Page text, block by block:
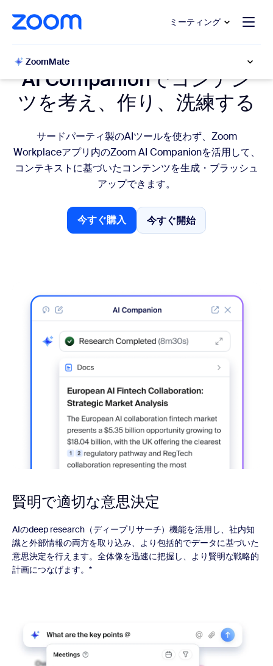
テンツへスキップ
ットへスキップ ミーティング
ZoomMate
AI Companionでコンテン
ツを考え、作り、洗練する
サードパーティ製のAIツールを使わず、Zoom
Workplaceアプリ内のZoom AI Companionを活用して、
コンテキストに基づいたコンテンツを生成・ブラッシュ
アップできます。
今すぐ購入
今すぐ購入
今すぐ開始
今すぐ開始
賢明で適切な意思決定
AIのdeep research（ディープリサーチ）機能を活用し、社内知
識と外部情報の両方を取り込み、より包括的でデータに基づいた
意思決定を行えます。全体像を迅速に把握し、より賢明な戦略的
計画につなげます。*